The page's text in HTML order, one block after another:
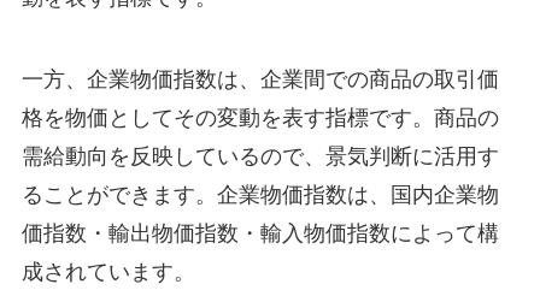
一方、企業物価指数は、企業間での商品の取引価
格を物価としてその変動を表す指標です。商品の
需給動向を反映しているので、景気判断に活用す
ることができます。企業物価指数は、国内企業物
価指数・輸出物価指数・輸入物価指数によって構
成されています。